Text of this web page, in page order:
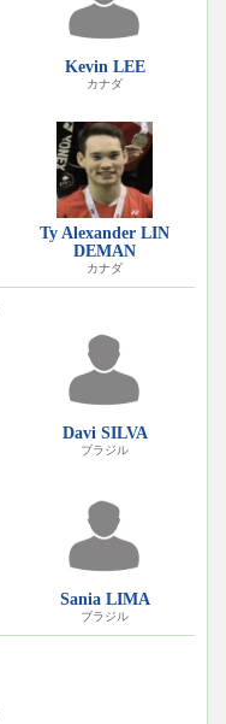
Kevin LEE
カナダ
Ty Alexander LIN
DEMAN
カナダ
Davi SILVA
ブラジル
Sania LIMA
ブラジル